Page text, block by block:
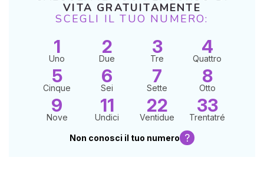
VITA GRATUITAMENTE
SCEGLI IL TUO NUMERO:
1
Uno
2
Due
3
Tre
4
Quattro
5
Cinque
6
Sei
7
Sette
8
Otto
9
Nove
11
Undici
22
Ventidue
33
Trentatré
Non conosci il tuo numero ?